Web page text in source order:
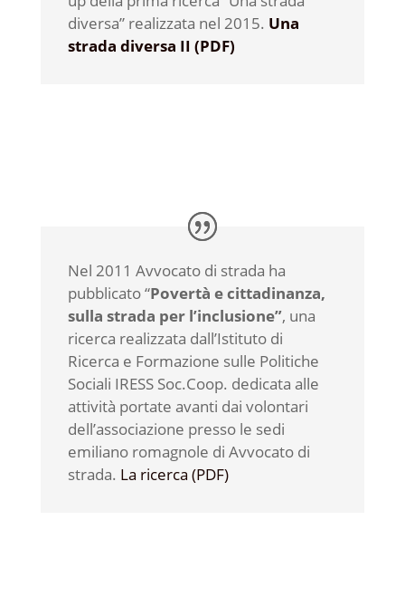
diversa” realizzata nel 2015. Una
strada diversa II (PDF)
Nel 2011 Avvocato di strada ha
pubblicato “Povertà e cittadinanza,
sulla strada per l’inclusione”, una
ricerca realizzata dall’Istituto di
Ricerca e Formazione sulle Politiche
Sociali IRESS Soc.Coop. dedicata alle
attività portate avanti dai volontari
dell’associazione presso le sedi
emiliano romagnole di Avvocato di
strada. La ricerca (PDF)